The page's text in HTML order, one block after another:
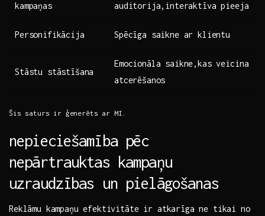
kampaņas
auditorija,interaktīva pieeja
Personifikācija Spēcīga saikne ar klientu
Stāstu stāstīšana
Emocionāla saikne,kas veicina
atcerēšanos
Šis saturs ir ģenerēts ar MI.
nepieciešamība pēc
nepārtrauktas kampaņu
uzraudzības un pielāgošanas
Reklāmu kampaņu ‍efektivitāte ir atkarīga ne tikai⁤ no